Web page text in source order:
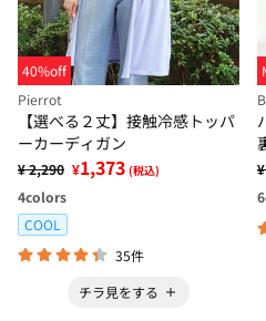
40%off
Pierrot
【選べる２丈】接触冷感トッパ
ーカーディガン
¥ 2,290 ¥1,373 (税込)
4colors
COOL
35件
チラ見をする
6